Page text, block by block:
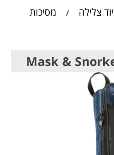
צלילה /
מסיכות
Mask &